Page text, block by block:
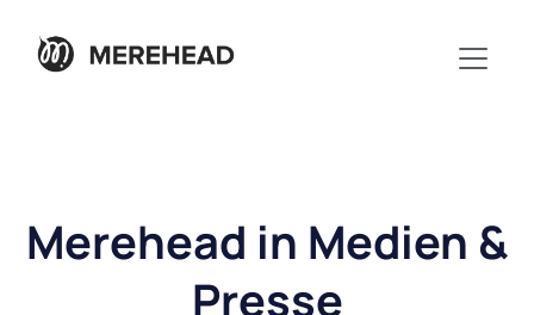
Merehead in Medien &
Presse